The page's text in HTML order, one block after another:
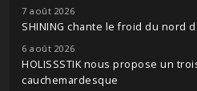
7 août 2026
SHINING chante le froid du nord
6 août 2026
HOLISSSTIK nous propose un
cauchemardesque